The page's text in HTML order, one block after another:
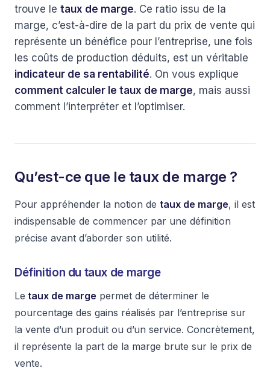
trouve le taux de marge. Ce ratio issu de la
marge, c’est-à-dire de la part du prix de vente qui
représente un bénéfice pour l’entreprise, une fois
les coûts de production déduits, est un véritable
indicateur de sa rentabilité. On vous explique
comment calculer le taux de marge, mais aussi
comment l’interpréter et l’optimiser.
Qu’est-ce que le taux de marge ?
Pour appréhender la notion de taux de marge, il est
indispensable de commencer par une définition
précise avant d’aborder son utilité.
Définition du taux de marge
Le taux de marge permet de déterminer le
pourcentage des gains réalisés par l’entreprise sur
la vente d’un produit ou d’un service. Concrètement,
il représente la part de la marge brute sur le prix de
vente.